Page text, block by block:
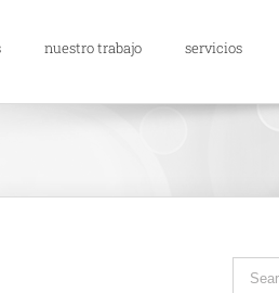
nuestro trabajo servicios